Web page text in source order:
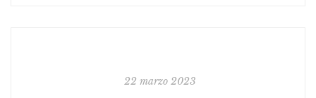
22 marzo 2023